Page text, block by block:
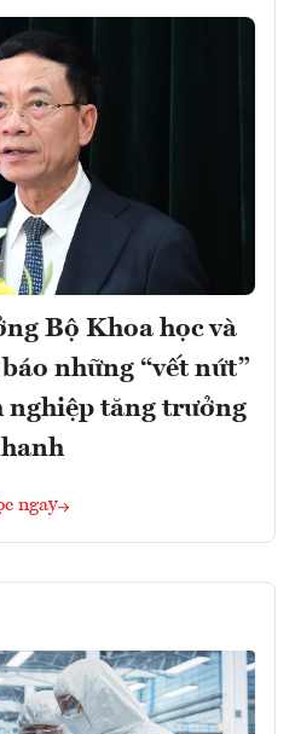
Bộ Khoa học và
những “vết nứt”
nghiệp tăng trưởng
ngay